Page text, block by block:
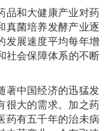
品和大健康产业对药
真菌培养发酵产业逐
发展速度平均每年增
社会保障体系的不断
著中国经济的迅猛发
很大的需求。加之药
药有五千年的治未病